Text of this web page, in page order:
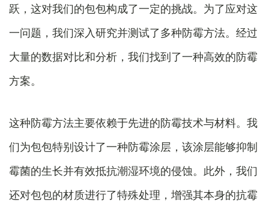
跃，这对我们的包包构成了一定的挑战。为了应对这
一问题，我们深入研究并测试了多种防霉方法。经过
大量的数据对比和分析，我们找到了一种高效的防霉
方案。
这种防霉方法主要依赖于先进的防霉技术与材料。我
们为包包特别设计了一种防霉涂层，该涂层能够抑制
霉菌的生长并有效抵抗潮湿环境的侵蚀。此外，我们
还对包包的材质进行了特殊处理，增强其本身的抗霉